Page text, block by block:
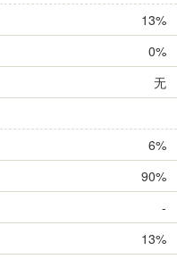
13%
0%
无
6%
90%
-
13%